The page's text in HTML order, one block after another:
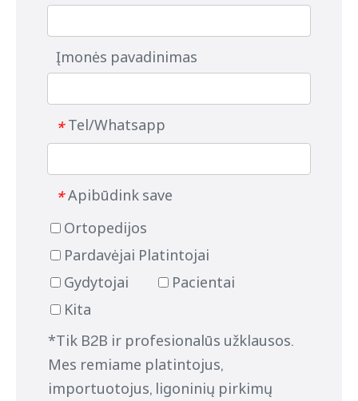
Įmonės pavadinimas
* Tel/Whatsapp
* Apibūdink save
Ortopedijos
Pardavėjai Platintojai
Gydytojai
Pacientai
Kita
*Tik B2B ir profesionalūs užklausos.
Mes remiame platintojus,
importuotojus, ligoninių pirkimų